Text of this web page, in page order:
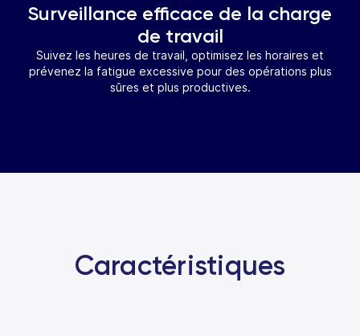
Surveillance efficace de la charge
de travail
Suivez les heures de travail, optimisez les horaires et
prévenez la fatigue excessive pour des opérations plus
sûres et plus productives.
Caractéristiques